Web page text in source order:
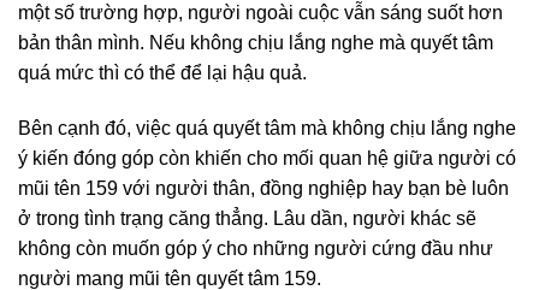
một số trường hợp, người ngoài cuộc vẫn sáng suốt hơn
bản thân mình. Nếu không chịu lắng nghe mà quyết tâm
quá mức thì có thể để lại hậu quả.
Bên cạnh đó, việc quá quyết tâm mà không chịu lắng nghe
ý kiến đóng góp còn khiến cho mối quan hệ giữa người có
mũi tên 159 với người thân, đồng nghiệp hay bạn bè luôn
ở trong tình trạng căng thẳng. Lâu dần, người khác sẽ
không còn muốn góp ý cho những người cứng đầu như
người mang mũi tên quyết tâm 159.